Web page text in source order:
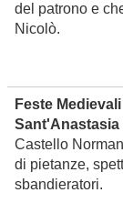
del patrono e
Nicolò.
Feste
Sant'Anastasia
Castello
di pietanze,
sbandieratori.